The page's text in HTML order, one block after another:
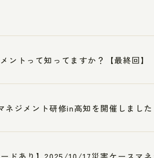
ントって知ってますか？【最終回】
ジメント研修in高知を開催しました